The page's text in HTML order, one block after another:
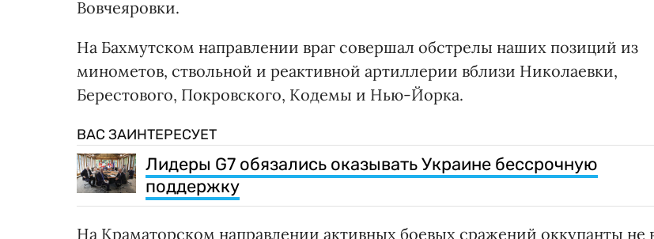
Вовчеяровки.
На Бахмутском направлении враг совершал обстрелы наших позиций из
минометов, ствольной и реактивной артиллерии вблизи Николаевки,
Берестового, Покровского, Кодемы и Нью-Йорка.
ВАС ЗАИНТЕРЕСУЕТ
Лидеры G7 обязались оказывать Украине бессрочную
поддержку
На Краматорском направлении активных боевых сражений оккупанты не